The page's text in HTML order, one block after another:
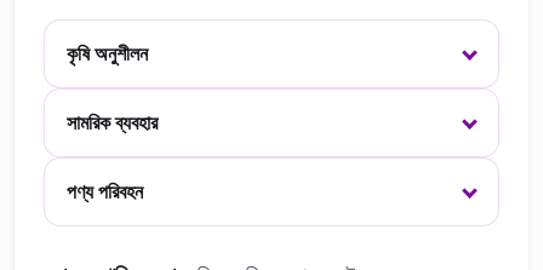
কৃষি অনুশীলন
সামরিক ব্যবহার
পণ্য পরিবহন